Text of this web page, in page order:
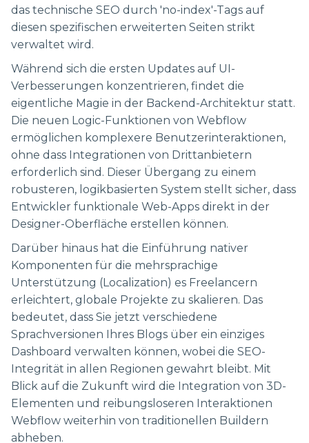
das technische SEO durch 'no-index'-Tags auf
diesen spezifischen erweiterten Seiten strikt
verwaltet wird.
Während sich die ersten Updates auf UI-
Verbesserungen konzentrieren, findet die
eigentliche Magie in der Backend-Architektur statt.
Die neuen Logic-Funktionen von Webflow
ermöglichen komplexere Benutzerinteraktionen,
ohne dass Integrationen von Drittanbietern
erforderlich sind. Dieser Übergang zu einem
robusteren, logikbasierten System stellt sicher, dass
Entwickler funktionale Web-Apps direkt in der
Designer-Oberfläche erstellen können.
Darüber hinaus hat die Einführung nativer
Komponenten für die mehrsprachige
Unterstützung (Localization) es Freelancern
erleichtert, globale Projekte zu skalieren. Das
bedeutet, dass Sie jetzt verschiedene
Sprachversionen Ihres Blogs über ein einziges
Dashboard verwalten können, wobei die SEO-
Integrität in allen Regionen gewahrt bleibt. Mit
Blick auf die Zukunft wird die Integration von 3D-
Elementen und reibungsloseren Interaktionen
Webflow weiterhin von traditionellen Buildern
abheben.